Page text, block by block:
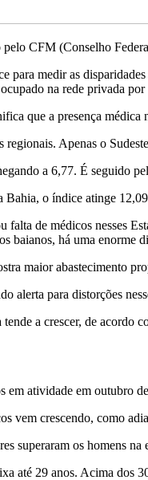
CFM (Conselho
para medir as
na rede privada
que a presença
regionais. Apenas o
a 6,77. É seguido
Bahia, o índice atinge
falta de médicos nesses
baianos, há uma enorme
maior abastecimento
alerta para distorções
a crescer, de acordo
atividade em outubro
vem crescendo, como
superaram os homens
até 29 anos. Acima dos